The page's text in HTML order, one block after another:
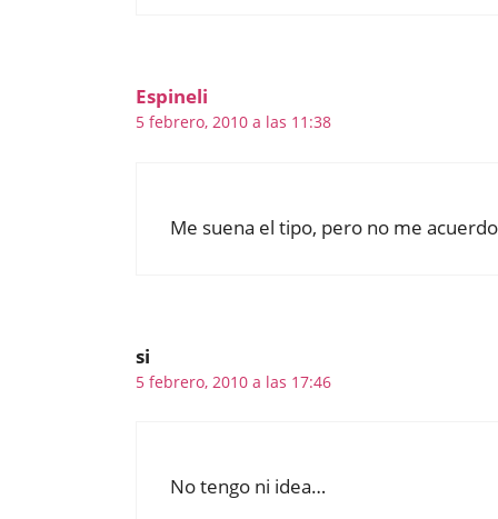
Espineli
5 febrero, 2010 a las 11:38
Me suena el tipo, pero no me
si
5 febrero, 2010 a las 17:46
No tengo ni idea…